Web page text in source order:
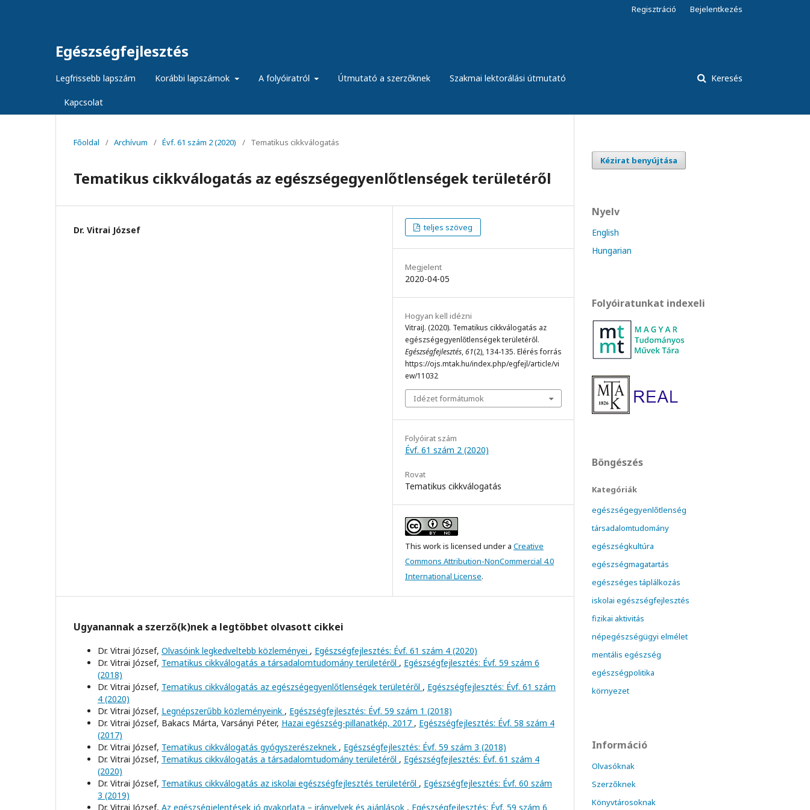
Egészségfejlesztés
Legfrissebb lapszám Korábbi lapszámok A folyóiratról Útmutató a szerzőknek Szakmai lektorálási útmutató
Kapcsolat
Keresés
Regisztráció Bejelentkezés
Főoldal / Archívum / Évf. 61 szám 2 (2020) / Tematikus cikkválogatás
Tematikus cikkválogatás az egészségegyenlőtlenségek területéről
Dr. Vitrai József teljes szöveg
Megjelent
2020-04-05
Hogyan kell idézni
VitraiJ. (2020). Tematikus cikkválogatás az
egészségegyenlőtlenségek területéről.
Egészségfejlesztés,61(2), 134-135. Elérés forrás
https://ojs.mtak.hu/index.php/egfejl/article/vi
ew/11032
Idézet formátumok
Folyóirat szám
Évf. 61 szám 2 (2020)
Rovat
Tematikus cikkválogatás
This work is licensed under a Creative
Commons Attribution-NonCommercial 4.0
International License.
Ugyanannak a szerző(k)nek a legtöbbet olvasott cikkei
Dr. Vitrai József, Olvasóink legkedveltebb közleményei , Egészségfejlesztés: Évf. 61 szám 4 (2020)
Dr. Vitrai József, Tematikus cikkválogatás a társadalomtudomány területéről , Egészségfejlesztés: Évf. 59 szám 6
(2018)
Dr. Vitrai József, Tematikus cikkválogatás az egészségegyenlőtlenségek területéről , Egészségfejlesztés: Évf. 61 szám
4 (2020)
Dr. Vitrai József, Legnépszerűbb közleményeink , Egészségfejlesztés: Évf. 59 szám 1 (2018)
Dr. Vitrai József, Bakacs Márta, Varsányi Péter, Hazai egészség-pillanatkép, 2017 , Egészségfejlesztés: Évf. 58 szám 4
(2017)
Dr. Vitrai József, Tematikus cikkválogatás gyógyszerészeknek , Egészségfejlesztés: Évf. 59 szám 3 (2018)
Dr. Vitrai József, Tematikus cikkválogatás a társadalomtudomány területéről , Egészségfejlesztés: Évf. 61 szám 4
(2020)
Dr. Vitrai József, Tematikus cikkválogatás az iskolai egészségfejlesztés területéről , Egészségfejlesztés: Évf. 60 szám
3 (2019)
Dr. Vitrai József, Az egészségjelentések jó gyakorlata – irányelvek és ajánlások , Egészségfejlesztés: Évf. 59 szám 6
Kézirat benyújtása
Nyelv
English
Hungarian
Folyóiratunkat indexeli
Böngészés
Kategóriák
egészségegyenlőtlenség
társadalomtudomány
egészségkultúra
egészségmagatartás
egészséges táplálkozás
iskolai egészségfejlesztés
fizikai aktivitás
népegészségügyi elmélet
mentális egészség
egészségpolitika
környezet
Információ
Olvasóknak
Szerzőknek
Könyvtárosoknak